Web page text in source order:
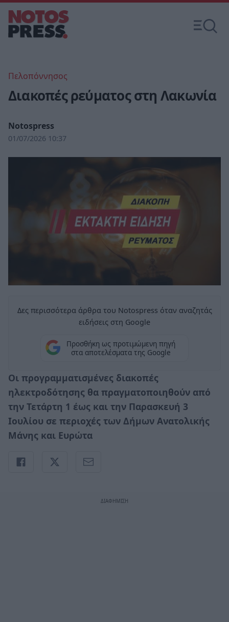
Πελοπόννησος
Διακοπές ρεύματος στη Λακωνία
Notospress
01/07/2026 10:37
Δες περισσότερα άρθρα του Notospress όταν αναζητάς
ειδήσεις στη Google
Προσθήκη ως προτιμώμενη πηγή
στα αποτελέσματα της Google
Οι προγραμματισμένες διακοπές
ηλεκτροδότησης θα πραγματοποιηθούν από
την Τετάρτη 1 έως και την Παρασκευή 3
Ιουλίου σε περιοχές των Δήμων Ανατολικής
Μάνης και Ευρώτα